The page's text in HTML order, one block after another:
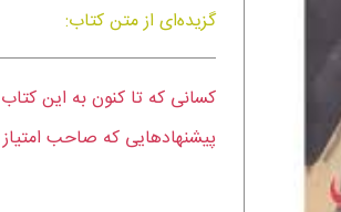
گزیده‌ای از متن کتاب:
کسانی که تا کنون به این
پیشنهادهایی که صاحب